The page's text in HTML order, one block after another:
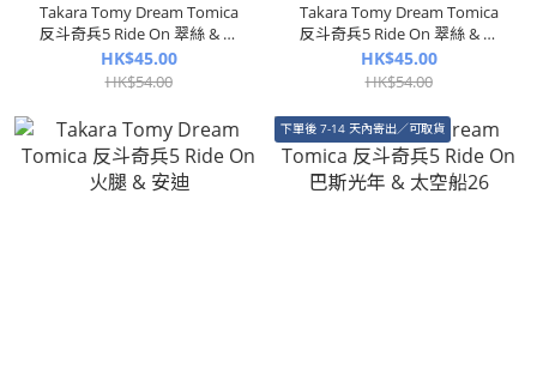
Takara Tomy Dream Tomica
反斗奇兵5 Ride On 翠絲 & 紅
心
HK$45.00
HK$54.00
Takara Tomy Dream Tomica
反斗奇兵5 Ride On 翠絲 & 安
迪
HK$45.00
HK$54.00
下單後 7-14 天內寄出／可取貨